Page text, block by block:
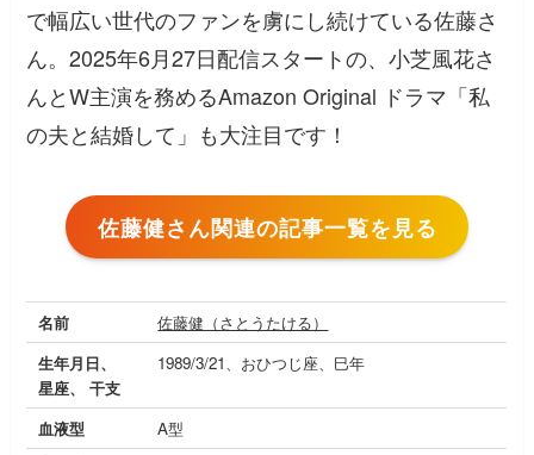
で幅広い世代のファンを虜にし続けている佐藤さ
ん。2025年6月27日配信スタートの、小芝風花さ
んとW主演を務めるAmazon Original ドラマ「私
の夫と結婚して」も大注目です！
佐藤健さん関連の記事一覧を見る
名前
佐藤健（さとうたける）
生年月日、
星座、 干支
1989/3/21、おひつじ座、巳年
血液型
A型